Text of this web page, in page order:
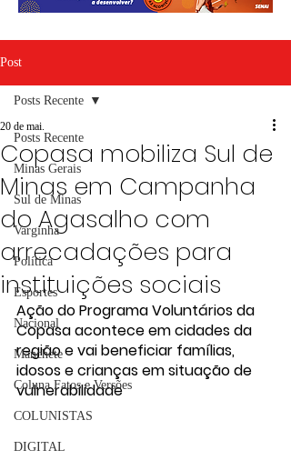
Post
Posts Recente
Minas Gerais
Sul de Minas
Varginha
Política
Esportes
Nacional
Manchete
Coluna Fatos e Versões
COLUNISTAS
DIGITAL
Posts Recente
Copasa mobiliza Sul de
Minas em Campanha
do Agasalho com
arrecadações para
instituições sociais
20 de mai.
Ação do Programa Voluntários da
Copasa acontece em cidades da
região e vai beneficiar famílias,
idosos e crianças em situação de
vulnerabilidade